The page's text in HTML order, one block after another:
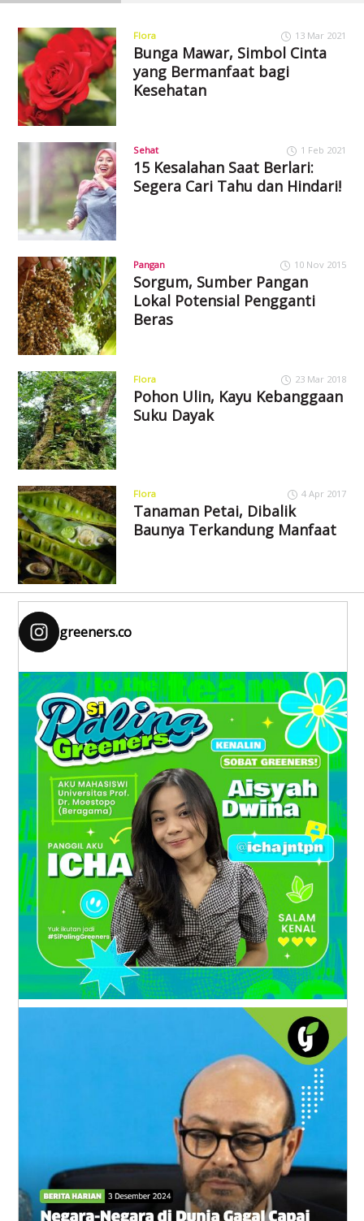
Flora 13 Mar 2021
Bunga Mawar, Simbol Cinta
yang Bermanfaat bagi
Kesehatan
Sehat 1 Feb 2021
15 Kesalahan Saat Berlari:
Segera Cari Tahu dan Hindari!
Pangan 10 Nov 2015
Sorgum, Sumber Pangan
Lokal Potensial Pengganti
Beras
Flora 23 Mar 2018
Pohon Ulin, Kayu Kebanggaan
Suku Dayak
Flora 4 Apr 2017
Tanaman Petai, Dibalik
Baunya Terkandung Manfaat
greeners.co